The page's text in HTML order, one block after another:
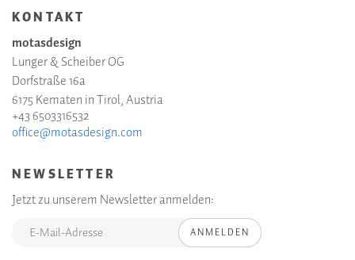
KONTAKT
motasdesign
Lunger & Scheiber OG
Dorfstraße 16a
6175 Kematen in Tirol, Austria
+43 6503316532
office@motasdesign.com
NEWSLETTER
Jetzt zu unserem Newsletter anmelden:
ANMELDEN